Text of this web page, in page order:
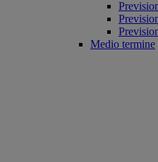
Medio termine